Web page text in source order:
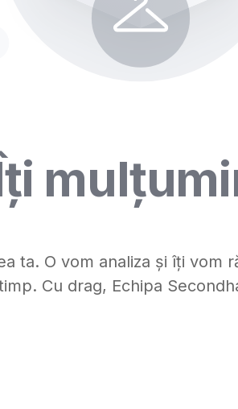
ta. O vom analiza și îți vom
Cu drag, Echipa